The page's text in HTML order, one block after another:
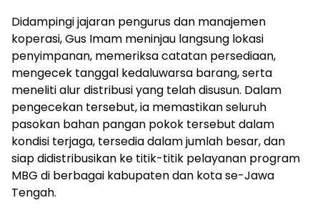
Didampingi jajaran pengurus dan manajemen
koperasi, Gus Imam meninjau langsung lokasi
penyimpanan, memeriksa catatan persediaan,
mengecek tanggal kedaluwarsa barang, serta
meneliti alur distribusi yang telah disusun. Dalam
pengecekan tersebut, ia memastikan seluruh
pasokan bahan pangan pokok tersebut dalam
kondisi terjaga, tersedia dalam jumlah besar, dan
siap didistribusikan ke titik-titik pelayanan program
MBG di berbagai kabupaten dan kota se-Jawa
Tengah.